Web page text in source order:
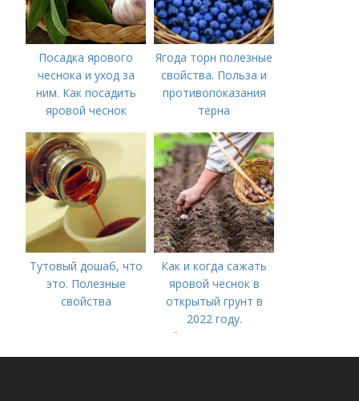
Посадка ярового
чеснока и уход за
ним. Как посадить
яровой чеснок
Ягода торн полезные
свойства. Польза и
противопоказания
терна
Тутовый дошаб, что
это. Полезные
свойства
Как и когда сажать
яровой чеснок в
открытый грунт в
2022 году.
Добавление статьи в
новую подборку